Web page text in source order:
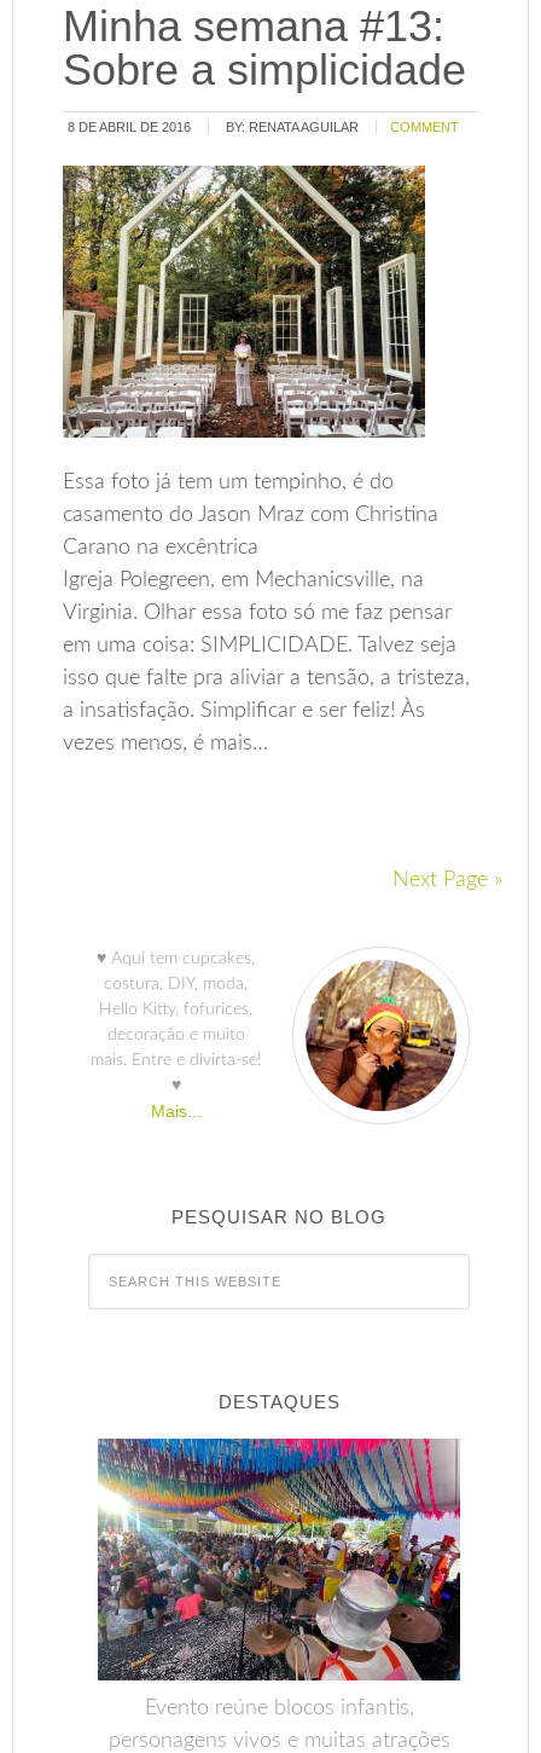
Minha semana #13:
Sobre a simplicidade
8 DE ABRIL DE 2016 BY: RENATA AGUILAR COMMENT
Essa foto já tem um tempinho, é do
casamento do Jason Mraz com Christina
Carano na excêntrica
Igreja Polegreen, em Mechanicsville, na
Virginia. Olhar essa foto só me faz pensar
em uma coisa: SIMPLICIDADE. Talvez seja
isso que falte pra aliviar a tensão, a tristeza,
a insatisfação. Simplificar e ser feliz! Às
vezes menos, é mais…
Next Page »
♥ Aqui tem cupcakes,
costura, DIY, moda,
Hello Kitty, fofurices,
decoração e muito
mais. Entre e divirta-se!
♥
Mais...
PESQUISAR NO BLOG
DESTAQUES
Evento reúne blocos infantis,
personagens vivos e muitas atrações